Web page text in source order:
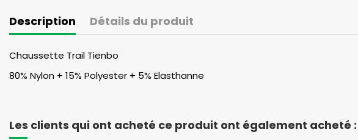
Description Détails du produit
Chaussette Trail Tienbo
80% Nylon + 15% Polyester + 5% Elasthanne
Les clients qui ont acheté ce produit ont également acheté :